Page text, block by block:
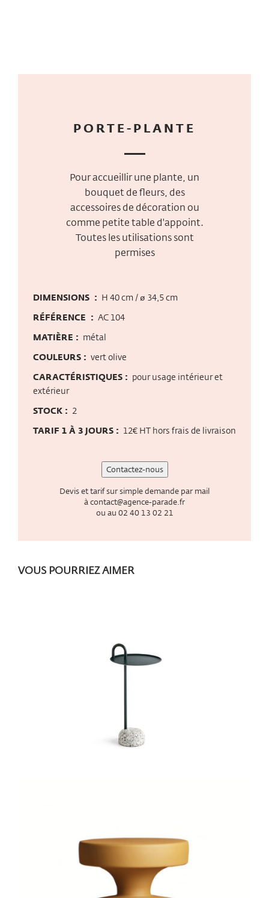
PORTE-PLANTE
Pour accueillir une plante, un
bouquet de fleurs, des
accessoires de décoration ou
comme petite table d'appoint.
Toutes les utilisations sont
permises
DIMENSIONS : H 40 cm / ø 34,5 cm
RÉFÉRENCE : AC 104
MATIÈRE : métal
COULEURS : vert olive
CARACTÉRISTIQUES : pour usage intérieur et
extérieur
STOCK : 2
TARIF 1 À 3 JOURS : 12€ HT hors frais de livraison
Contactez-nous
Devis et tarif sur simple demande par mail
àcontact@agence-parade.fr
ou au 02 40 13 02 21
VOUS POURRIEZ AIMER